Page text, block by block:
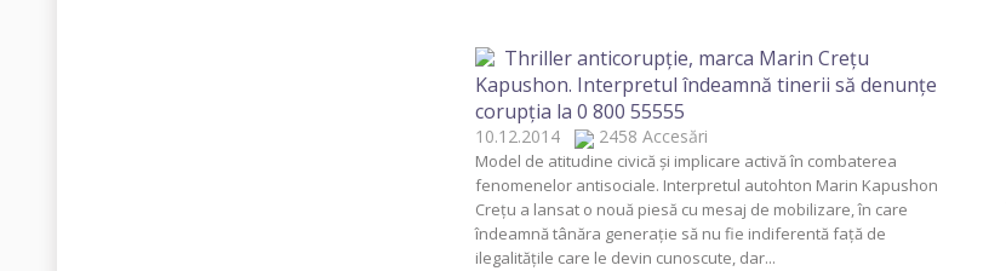
Thriller anticorupţie, marca Marin Creţu
Kapushon. Interpretul îndeamnă tinerii să denunţe
corupţia la 0 800 55555
10.12.2014 2458 Accesări
Model de atitudine civică şi implicare activă în combaterea
fenomenelor antisociale. Interpretul autohton Marin Kapushon
Creţu a lansat o nouă piesă cu mesaj de mobilizare, în care
îndeamnă tânăra generaţie să nu fie indiferentă faţă de
ilegalităţile care le devin cunoscute, dar...